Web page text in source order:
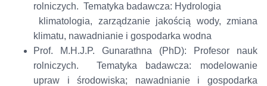
rolniczych. Tematyka badawcza: Hydrologia
klimatologia, zarządzanie jakością wody, zmiana
klimatu, nawadnianie i gospodarka wodna
Prof. M.H.J.P. Gunarathna (PhD): Profesor nauk
rolniczych. Tematyka badawcza: modelowanie
upraw i środowiska; nawadnianie i gospodarka